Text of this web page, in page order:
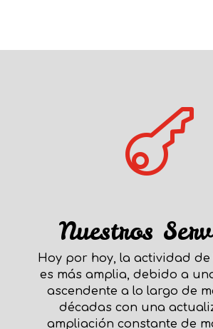

Nuestros
Hoy por hoy, la actividad de
es más amplia, debido a
ascendente a lo largo de
décadas con una
ampliación constante de